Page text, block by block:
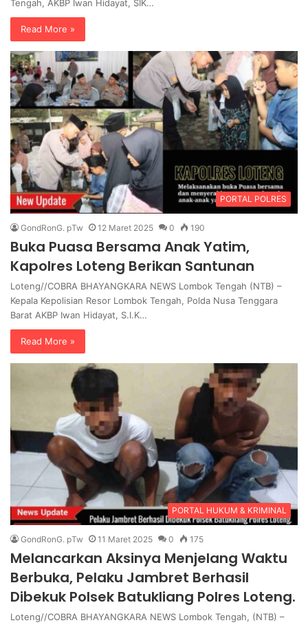
Tengah, AKBP Iwan Hidayat, SIK…
Read More »
PORTAL POLRES
GondRonG. pTw 12 Maret 2025 0 190
Buka Puasa Bersama Anak Yatim,
Kapolres Loteng Berikan Santunan
Loteng//COBRA BHAYANGKARA NEWS Lombok Tengah (NTB) –
Kepala Kepolisian Resor Lombok Tengah, Polda Nusa Tenggara
Barat AKBP Iwan Hidayat, S.I.K…
Read More »
PORTAL HUKUM & KRIMINAL
GondRonG. pTw 11 Maret 2025 0 175
Melancarkan Aksinya Menjelang Waktu
Berbuka, Pelaku Jambret Berhasil
Dibekuk Polsek Batukliang Polres Loteng.
Loteng//COBRA BHAYANGKARA NEWS Lombok Tengah, (NTB) –